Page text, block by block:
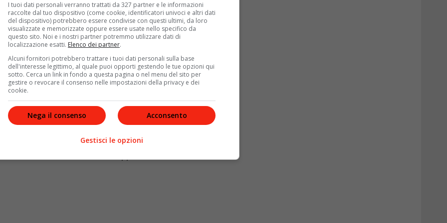
«mezzanotte» — e già questo dettaglio dice molto
tra verità nascoste e sentimenti che faticano
con un mix di emozioni forti: matrimoni, arresti
fino all’ultimo secondo. Ma
di un successo che va ben oltre il semplice
a spegnersi.
segreti e colpi di scena
da amori impossibili, rancori antichi e segreti che
— Nuh, Sevilay, Sumru, Tahsin, Cihan, Melek e
del genere, ma la scrittura turca riesce a
ha trasformato la serie in un appuntamento
I tuoi dati personali verranno trattati da 327 partner e le informazioni
raccolte dal tuo dispositivo (come cookie, identificatori univoci e altri dati
del dispositivo) potrebbero essere condivise con questi ultimi, da loro
visualizzate e memorizzate oppure essere usate nello specifico da
questo sito. Noi e i nostri partner potremmo utilizzare dati di
localizzazione esatti. Elenco dei partner.
Alcuni fornitori potrebbero trattare i tuoi dati personali sulla base
dell'interesse legittimo, al quale puoi opporti gestendo le tue opzioni qui
sotto. Cerca un link in fondo a questa pagina o nel menu del sito per
gestire o revocare il consenso nelle impostazioni della privacy e dei
cookie.
Acconsento
Nega il consenso
Gestisci le opzioni